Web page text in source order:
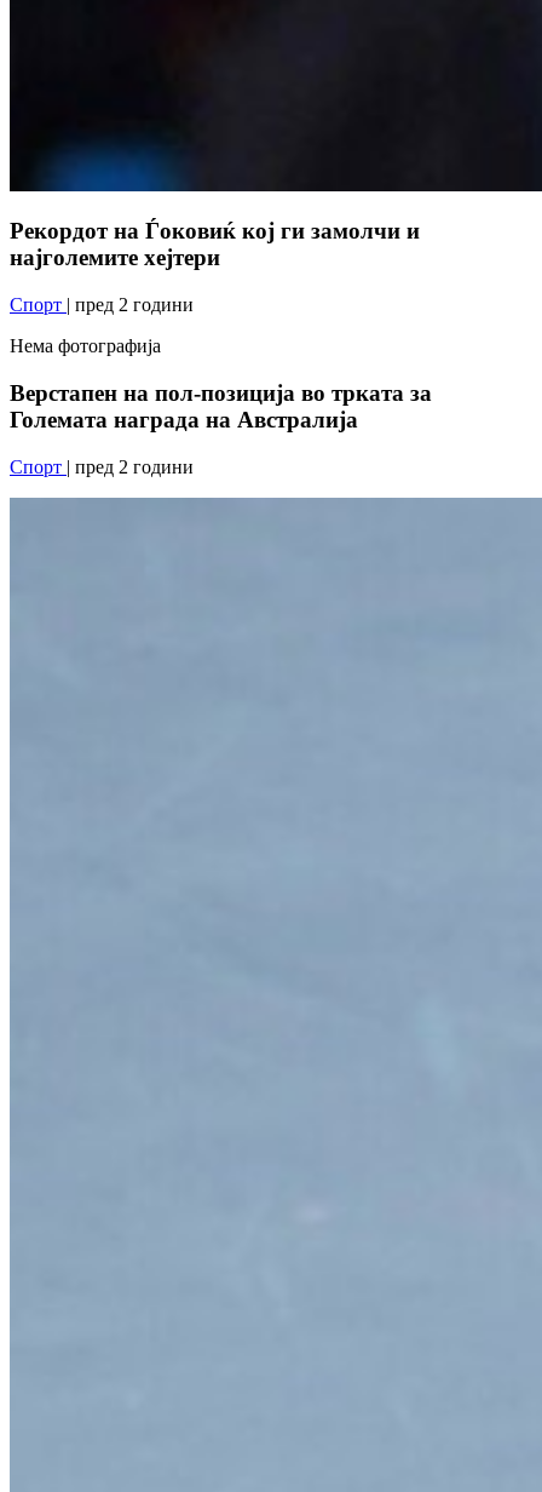
Рекордот на Ѓоковиќ кој ги замолчи и
најголемите хејтери
Спорт | пред 2 години
Нема фотографија
Верстапен на пол-позиција во трката за
Големата награда на Австралија
Спорт | пред 2 години